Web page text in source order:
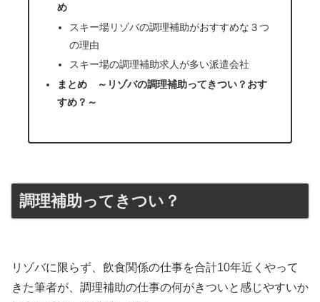
め
スキー場リゾバの調理補助がおすすめな３つ
の理由
スキー場の調理補助求人が多い派遣会社
まとめ ～リゾバの調理補助ってきつい？おす
すめ？～
調理補助ってきつい？
リゾバに限らず、飲食関係の仕事を合計10年近くやって
きた筆者が、調理補助の仕事の何がきついと感じやすいか